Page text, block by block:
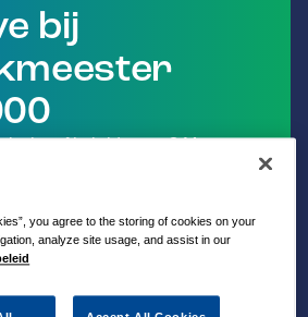
bij
of hybride auto? Met
onderhoud.
you agree to the storing of cookies on your
analyze site usage, and assist in our